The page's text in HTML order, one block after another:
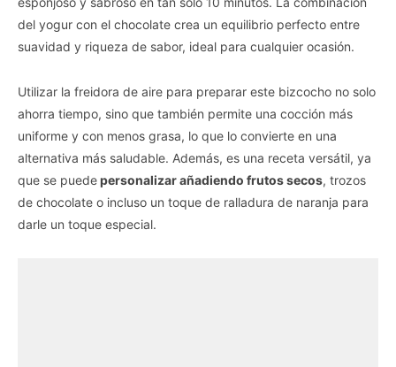
del yogur con el chocolate crea un equilibrio perfecto entre
suavidad y riqueza de sabor, ideal para cualquier ocasión.
Utilizar la freidora de aire para preparar este bizcocho no solo
ahorra tiempo, sino que también permite una cocción más
uniforme y con menos grasa, lo que lo convierte en una
alternativa más saludable. Además, es una receta versátil, ya
que se puedepersonalizar añadiendo frutos secos, trozos
de chocolate o incluso un toque de ralladura de naranja para
darle un toque especial.